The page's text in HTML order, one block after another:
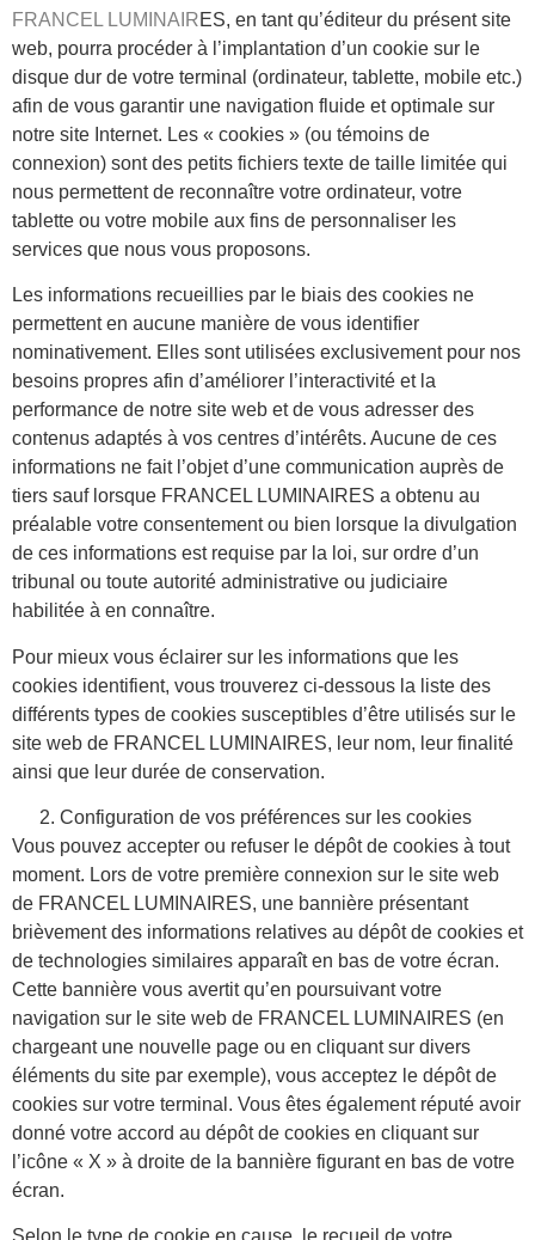
FRANCEL LUMINAIRES, en tant qu’éditeur du présent site
web, pourra procéder à l’implantation d’un cookie sur le
disque dur de votre terminal (ordinateur, tablette, mobile etc.)
afin de vous garantir une navigation fluide et optimale sur
notre site Internet. Les « cookies » (ou témoins de
connexion) sont des petits fichiers texte de taille limitée qui
nous permettent de reconnaître votre ordinateur, votre
tablette ou votre mobile aux fins de personnaliser les
services que nous vous proposons.
Les informations recueillies par le biais des cookies ne
permettent en aucune manière de vous identifier
nominativement. Elles sont utilisées exclusivement pour nos
besoins propres afin d’améliorer l’interactivité et la
performance de notre site web et de vous adresser des
contenus adaptés à vos centres d’intérêts. Aucune de ces
informations ne fait l’objet d’une communication auprès de
tiers sauf lorsque FRANCEL LUMINAIRES a obtenu au
préalable votre consentement ou bien lorsque la divulgation
de ces informations est requise par la loi, sur ordre d’un
tribunal ou toute autorité administrative ou judiciaire
habilitée à en connaître.
Pour mieux vous éclairer sur les informations que les
cookies identifient, vous trouverez ci-dessous la liste des
différents types de cookies susceptibles d’être utilisés sur le
site web de FRANCEL LUMINAIRES, leur nom, leur finalité
ainsi que leur durée de conservation.
Configuration de vos préférences sur les cookies
Vous pouvez accepter ou refuser le dépôt de cookies à tout
moment. Lors de votre première connexion sur le site web
de FRANCEL LUMINAIRES, une bannière présentant
brièvement des informations relatives au dépôt de cookies et
de technologies similaires apparaît en bas de votre écran.
Cette bannière vous avertit qu’en poursuivant votre
navigation sur le site web de FRANCEL LUMINAIRES (en
chargeant une nouvelle page ou en cliquant sur divers
éléments du site par exemple), vous acceptez le dépôt de
cookies sur votre terminal. Vous êtes également réputé avoir
donné votre accord au dépôt de cookies en cliquant sur
l’icône « X » à droite de la bannière figurant en bas de votre
écran.